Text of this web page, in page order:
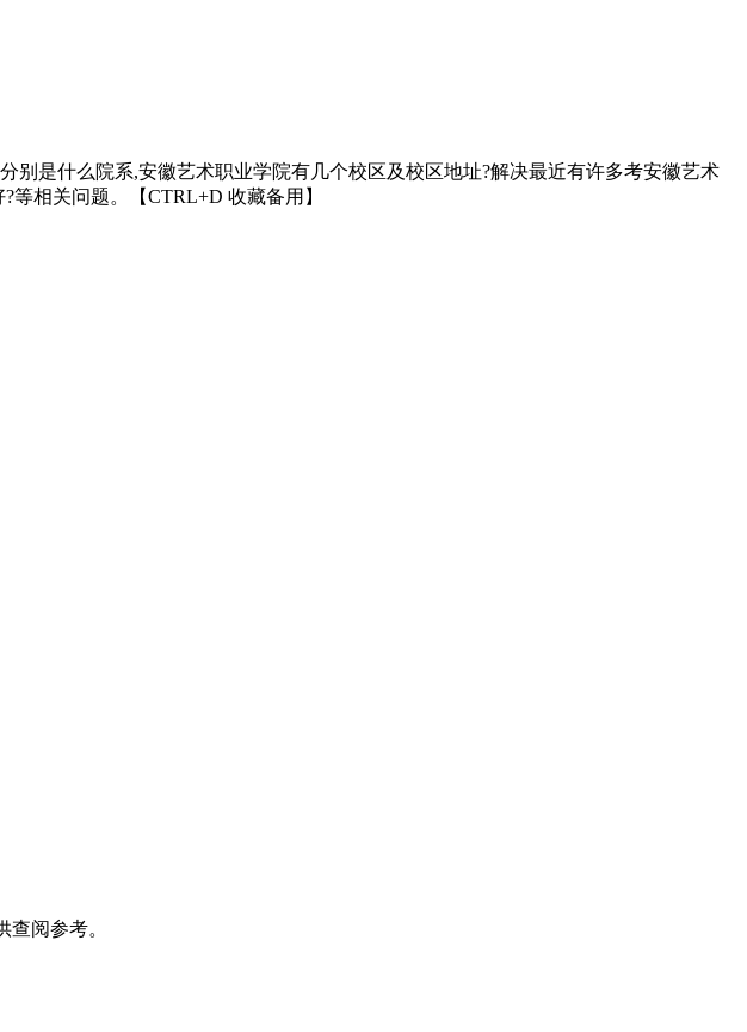
别是什么院系,安徽艺术职业学院有几个校区及校区地址?解决最近有许多考安徽艺术
相关问题。【CTRL+D 收藏备用】
阅参考。